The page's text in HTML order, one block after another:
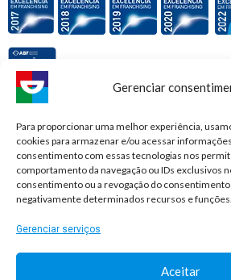
Gerenciar
Para proporcionar uma melhor experiência,
cookies para armazenar e/ou acessar
consentimento com essas tecnologias nos
comportamento da navegação ou IDs exclusivos
consentimento ou a revogação do
negativamente determinados recursos e funções.
Gerenciar serviços
Aceitar